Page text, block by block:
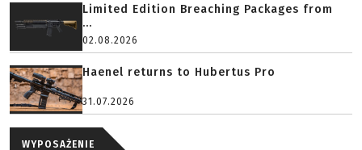
Limited Edition Breaching Packages from
...
02.08.2026
Haenel returns to Hubertus Pro
31.07.2026
WYPOSAŻENIE